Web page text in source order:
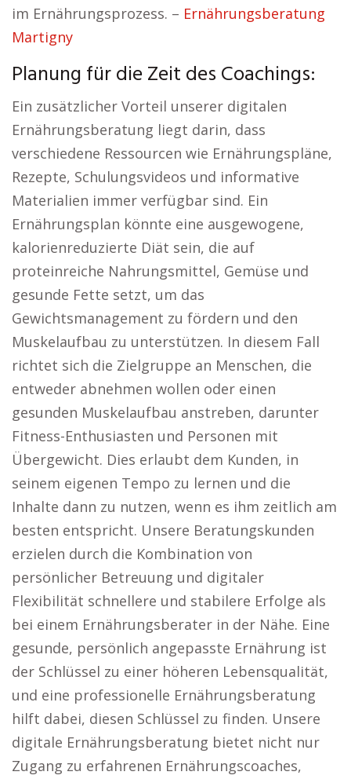
im Ernährungsprozess. – Ernährungsberatung
Martigny
Planung für die Zeit des Coachings:
Ein zusätzlicher Vorteil unserer digitalen
Ernährungsberatung liegt darin, dass
verschiedene Ressourcen wie Ernährungspläne,
Rezepte, Schulungsvideos und informative
Materialien immer verfügbar sind. Ein
Ernährungsplan könnte eine ausgewogene,
kalorienreduzierte Diät sein, die auf
proteinreiche Nahrungsmittel, Gemüse und
gesunde Fette setzt, um das
Gewichtsmanagement zu fördern und den
Muskelaufbau zu unterstützen. In diesem Fall
richtet sich die Zielgruppe an Menschen, die
entweder abnehmen wollen oder einen
gesunden Muskelaufbau anstreben, darunter
Fitness-Enthusiasten und Personen mit
Übergewicht. Dies erlaubt dem Kunden, in
seinem eigenen Tempo zu lernen und die
Inhalte dann zu nutzen, wenn es ihm zeitlich am
besten entspricht. Unsere Beratungskunden
erzielen durch die Kombination von
persönlicher Betreuung und digitaler
Flexibilität schnellere und stabilere Erfolge als
bei einem Ernährungsberater in der Nähe. Eine
gesunde, persönlich angepasste Ernährung ist
der Schlüssel zu einer höheren Lebensqualität,
und eine professionelle Ernährungsberatung
hilft dabei, diesen Schlüssel zu finden. Unsere
digitale Ernährungsberatung bietet nicht nur
Zugang zu erfahrenen Ernährungscoaches,